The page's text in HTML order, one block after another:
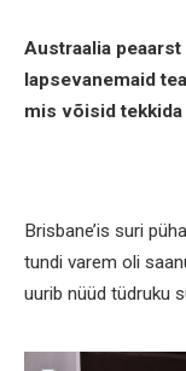
Austraalia
lapsevanemaid
mis võisid
Brisbane’is suri
tundi varem oli
uurib nüüd tüdruku